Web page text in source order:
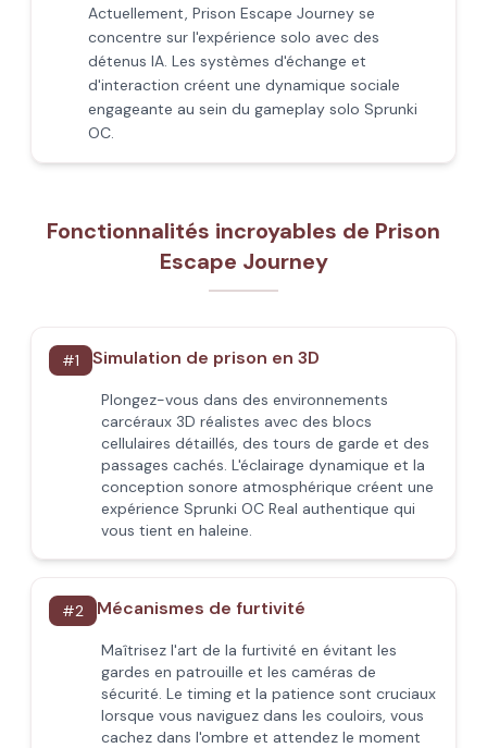
Actuellement, Prison Escape Journey se
concentre sur l'expérience solo avec des
détenus IA. Les systèmes d'échange et
d'interaction créent une dynamique sociale
engageante au sein du gameplay solo Sprunki
OC.
Fonctionnalités incroyables de Prison
Escape Journey
#1 Simulation de prison en 3D
Plongez-vous dans des environnements
carcéraux 3D réalistes avec des blocs
cellulaires détaillés, des tours de garde et des
passages cachés. L'éclairage dynamique et la
conception sonore atmosphérique créent une
expérience Sprunki OC Real authentique qui
vous tient en haleine.
#2 Mécanismes de furtivité
Maîtrisez l'art de la furtivité en évitant les
gardes en patrouille et les caméras de
sécurité. Le timing et la patience sont cruciaux
lorsque vous naviguez dans les couloirs, vous
cachez dans l'ombre et attendez le moment